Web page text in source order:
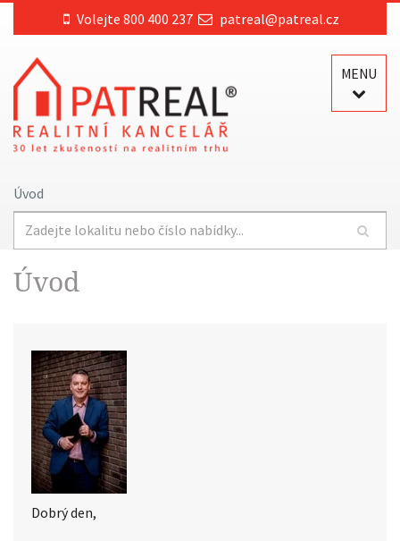
Volejte 800 400 237 patreal@patreal.cz
MENU
Úvod
Úvod
Dobrý den,